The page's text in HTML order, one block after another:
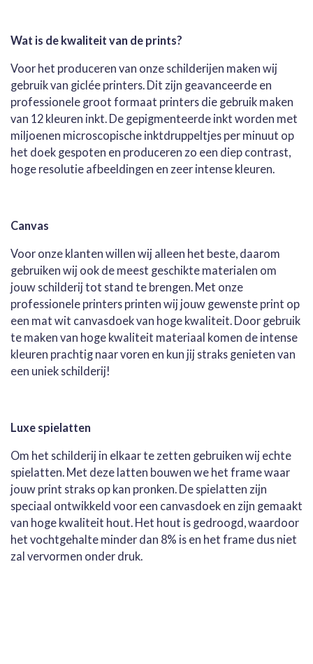
Wat is de kwaliteit van de prints?
Voor het produceren van onze schilderijen maken wij
gebruik van giclée printers. Dit zijn geavanceerde en
professionele groot formaat printers die gebruik maken
van 12 kleuren inkt. De gepigmenteerde inkt worden met
miljoenen microscopische inktdruppeltjes per minuut op
het doek gespoten en produceren zo een diep contrast,
hoge resolutie afbeeldingen en zeer intense kleuren.
Canvas
Voor onze klanten willen wij alleen het beste, daarom
gebruiken wij ook de meest geschikte materialen om
jouw schilderij tot stand te brengen. Met onze
professionele printers printen wij jouw gewenste print op
een mat wit canvasdoek van hoge kwaliteit. Door gebruik
te maken van hoge kwaliteit materiaal komen de intense
kleuren prachtig naar voren en kun jij straks genieten van
een uniek schilderij!
Luxe spielatten
Om het schilderij in elkaar te zetten gebruiken wij echte
spielatten. Met deze latten bouwen we het frame waar
jouw print straks op kan pronken. De spielatten zijn
speciaal ontwikkeld voor een canvasdoek en zijn gemaakt
van hoge kwaliteit hout. Het hout is gedroogd, waardoor
het vochtgehalte minder dan 8% is en het frame dus niet
zal vervormen onder druk.